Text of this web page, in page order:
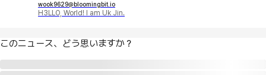
wook9629@bloomingbit.io
H3LLO, World! I am Uk Jin.
このニュース、どう思いますか？